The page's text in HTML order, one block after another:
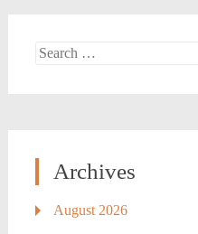
Search
Archives
August 2026